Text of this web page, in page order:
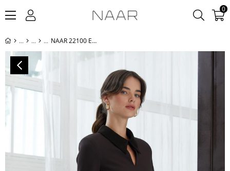
0
NAAR 22100 ELBİSE KAHVERENGİ